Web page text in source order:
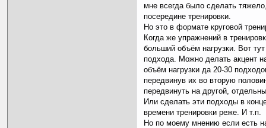
мне всегда было сделать
посередине тренировки.
Но это в формате круговой
Когда же упражнений в
больший объём нагрузки. Вот
подхода. Можно делать акцент
объём нагрузки да 20-30
передвинув их во вторую
передвинуть на другой,
Или сделать эти подходы в
времени тренировки реже. И т.п.
Но по моему мнению если есть